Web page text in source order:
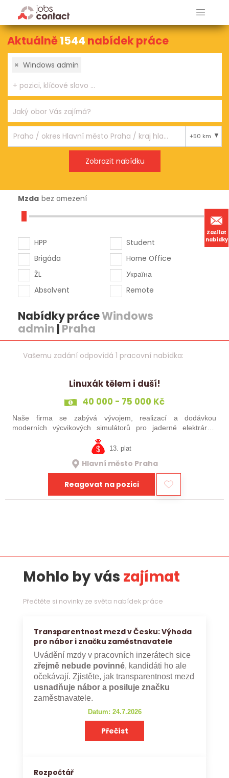
Zasílat
nabídky
Aktuálně1544 nabídek práce
× Windows admin
+50 km
Mzda bez omezení
HPP
Brigáda
ŽL
Absolvent
Student
Home Office
Україна
Remote
Nabídky práceWindows
admin | Praha
Vašemu zadání odpovídá 1 pracovní nabídka:
Linuxák tělem i duší!
40 000 - 75 000 Kč
Naše firma se zabývá vývojem, realizací a dodávkou
moderních výcvikových simulátorů pro jaderné elektrárny.
Poskytujeme širokou škálu inženýrských služeb od návrhu,
implementaci, optimalizaci…
13. plat
Hlavní město Praha
Reagovat na pozici
Mohlo by vás zajímat
Přečtěte si novinky ze světa nabídek práce
Transparentnost mezd v Česku: Výhoda
pro nábor i značku zaměstnavatele
Uvádění mzdy v pracovních inzerátech sice
zřejmě nebude povinné, kandidáti ho ale
očekávají. Zjistěte, jak transparentnost mezd
usnadňuje nábor a posiluje značku
zaměstnavatele.
Datum: 24.7.2026
Přečíst
Rozpočtář